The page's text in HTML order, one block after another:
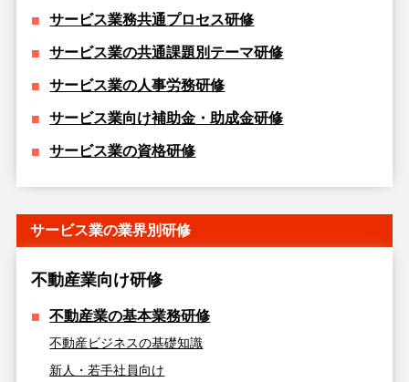
サービス業務共通プロセス研修
サービス業の共通課題別テーマ研修
サービス業の人事労務研修
サービス業向け補助金・助成金研修
サービス業の資格研修
サービス業の業界別研修
不動産業向け研修
不動産業の基本業務研修
不動産ビジネスの基礎知識
新人・若手社員向け